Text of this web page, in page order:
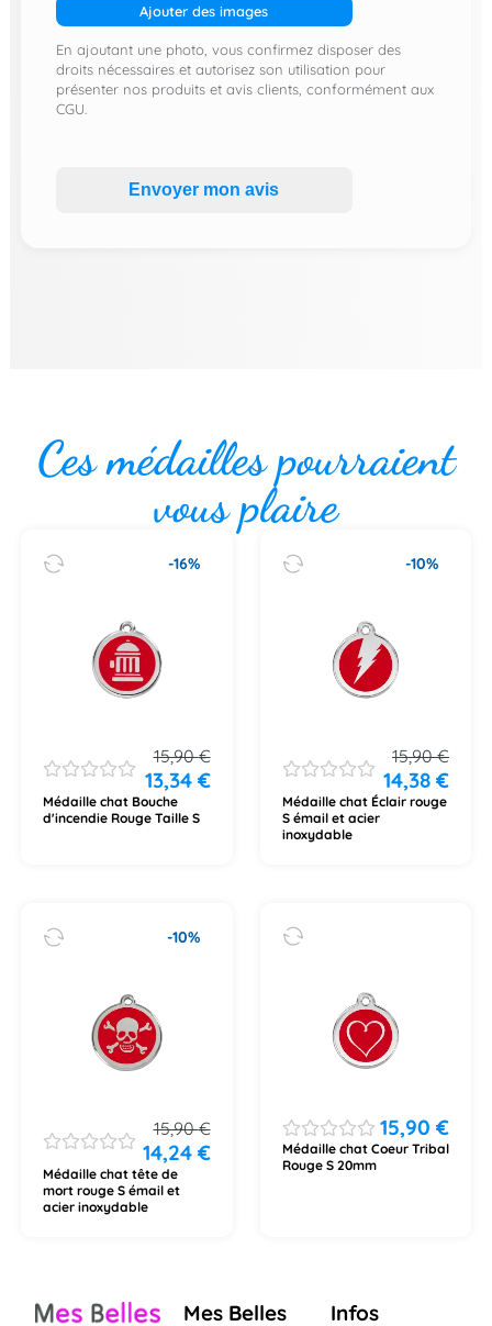
Ajouter des images
En ajoutant une photo, vous confirmez disposer des
droits nécessaires et autorisez son utilisation pour
présenter nos produits et avis clients, conformément aux
CGU.
Envoyer mon avis
Ces médailles pourraient
vous plaire
-16%
15,90€
13,34 €
Médaille chat Bouche
d'incendie Rouge Taille S
-10%
15,90€
14,38€
Médaille chat Éclair rouge
S émail et acier
inoxydable
-10%
15,90€
14,24 €
Médaille chat tête de
mort rouge S émail et
acier inoxydable
15,90€
Médaille chat Coeur Tribal
Rouge S 20mm
Mes Belles
Infos